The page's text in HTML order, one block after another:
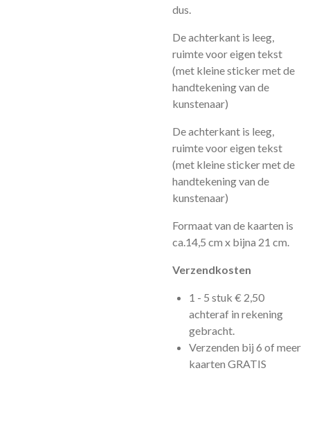
dus.
De achterkant is leeg,
ruimte voor eigen tekst
(met kleine sticker met de
handtekening van de
kunstenaar)
De achterkant is leeg,
ruimte voor eigen tekst
(met kleine sticker met de
handtekening van de
kunstenaar)
Formaat van de kaarten is
ca.14,5 cm x bijna 21 cm.
Verzendkosten
1 - 5 stuk € 2,50
achteraf in rekening
gebracht.
Verzenden bij 6 of meer
kaarten GRATIS